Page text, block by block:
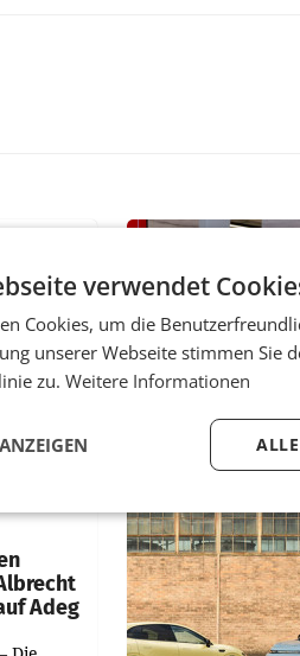
am
(ARA)
Filialen
Adeg
verwendet
Cookies, um die
unserer Webseite stimmen Sie
zu. Weitere Informationen